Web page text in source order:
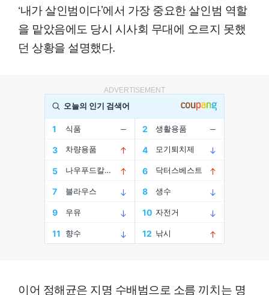
‘내가 살인범이다’에서 가장 중요한 살인범 역할
을 맡았음에도 당시 시사회 무대에 오르지 못했
던 상황을 설명했다.
ADVERTISEMENT
이어 정해균은 지명 수배범으로 소름 끼치는 명